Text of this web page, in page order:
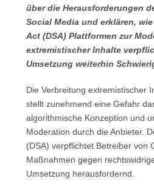
über die Herausforderungen
Social Media und erklären,
Act (DSA) Plattformen zur
extremistischer Inhalte
Umsetzung weiterhin
Die Verbreitung extremistischer
stellt zunehmend eine Gefahr
algorithmische Konzeption und
Moderation durch die Anbieter.
(DSA) verpflichtet Betreiber von
Maßnahmen gegen
Umsetzung herausfordernd.